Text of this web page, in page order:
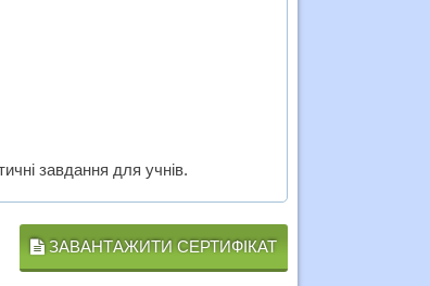
завдання для учнів.
ЗАВАНТАЖИТИ СЕРТИФІКАТ